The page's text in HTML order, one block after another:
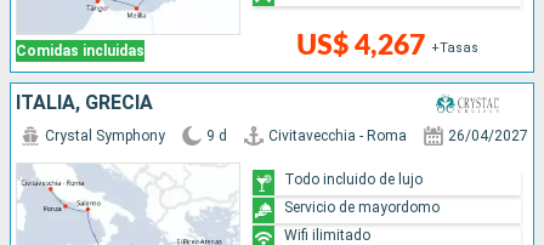
Comidas incluidas US$ 4,267 +Tasas
ITALIA, GRECIA
Crystal Symphony 9 d Civitavecchia - Roma 26/04/2027
Todo incluido de lujo
Servicio de mayordomo
Wifi ilimitado